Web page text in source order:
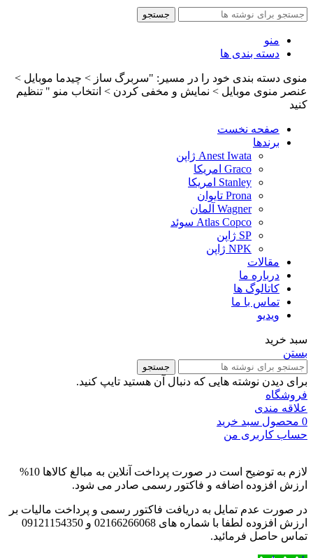
جستجو
منو
دسته بندی ها
منوی دسته بندی خود را در مسیر: "سربرگ ساز > چیدما موبایل >
عنصر منوی موبایل > نمایش و مخفی کردن > انتخاب منو " تنظیم
کنید
صفحه نخست
برندها
Anest Iwata ژاپن
Graco امریکا
Stanley امریکا
Prona تایوان
Wagner آلمان
Atlas Copco سوئد
SP ژاپن
NPK ژاپن
مقالات
درباره ما
کاتالوگ ها
تماس با ما
ویدیو
سبد خرید
بستن
جستجو
برای دیدن نوشته هایی که دنبال آن هستید تایپ کنید.
فروشگاه
علاقه مندی
0 محصول سبد خرید
حساب کاربری من
لازم به توضیح است در صورت پرداخت آنلاین به مبالغ کالاها 10%
ارزش افزوده اضافه و فاکتور رسمی صادر می شود.
در صورت عدم تمایل به دریافت فاکتور رسمی و پرداخت مالیات بر
ارزش افزوده لطفا با شماره های 02166266068 و 09121154350
تماس حاصل فرمائید.